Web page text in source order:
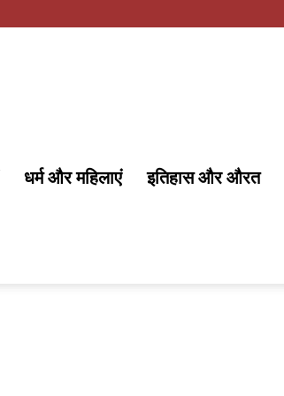
धर्म और महिलाएं इतिहास और औरत